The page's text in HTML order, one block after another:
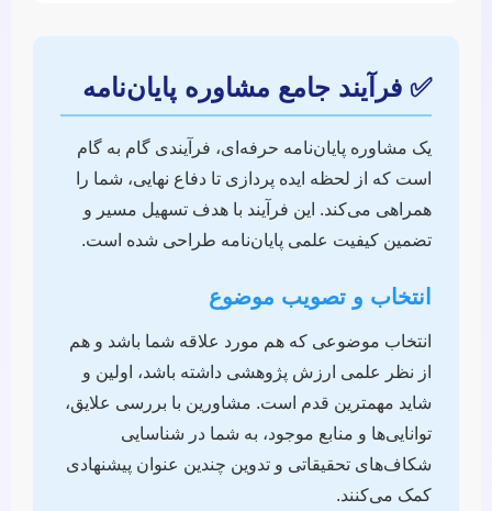
✅ فرآیند جامع مشاوره پایان‌نامه
یک مشاوره پایان‌نامه حرفه‌ای، فرآیندی گام به گام
است که از لحظه ایده پردازی تا دفاع نهایی، شما را
همراهی می‌کند. این فرآیند با هدف تسهیل مسیر و
تضمین کیفیت علمی پایان‌نامه طراحی شده است.
انتخاب و تصویب موضوع
انتخاب موضوعی که هم مورد علاقه شما باشد و هم
از نظر علمی ارزش پژوهشی داشته باشد، اولین و
شاید مهمترین قدم است. مشاورین با بررسی علایق،
توانایی‌ها و منابع موجود، به شما در شناسایی
شکاف‌های تحقیقاتی و تدوین چندین عنوان پیشنهادی
کمک می‌کنند.